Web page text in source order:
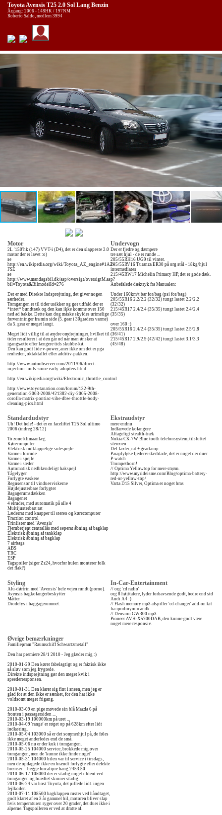
Toyota Avensis T25 2.0 Sol Lang Benzin
Årgang: 2006 - 148HK / 197NM
Roberto Saldo, medlem 3994
Motor
2L '150'hk (147) VVT-i (D4), det er den slappeste 2.0
motor der er lavet :o)
se
http://en.wikipedia.org/wiki/Toyota_AZ_engine#1AZ-
FSE
se
http://www.mandagsbil.dk/asp/oversigt/oversigtM.asp?
bil=Toyota&BilmodelId=276
Det er med Direkte Indsprøjtning, det giver nogen
særheder.
Tomgangen er til tider usikker og gør udfald der er
*intet* bundtræk og den kan ikke komme over 150
ned ad bakke. Dette kan dog måske skyldes urimelige
forventninger fra min side (5. gear i 30graders varme)
da 5. gear er meget langt.
Meget lidt villig til at ændre omdrejninger, hvilket til
tider resulterer i at den går ud når man ønsker at
igangsætte efter længere tids skubbe-kø.
Den kan godt lide v-power, aner ikke om det er pga
renheden, oktaktallet eller additiv-pakken.
http://www.autoobserver.com/2011/06/direct-
injection-fouls-some-early-adopters.html
http://en.wikipedia.org/wiki/Electronic_throttle_control
http://www.toyotanation.com/forum/132-9th-
generation-2003-2008/421382-diy-2005-2008-
corolla-matrix-pontiac-vibe-dbw-throttle-body-
cleaning-pics.html
Undervogn
Der er fjedre og dæmpere
tre sæt hjul - de er runde ...
205/55RH16 UG9 til vinter.
205/55RV16 Turanza ER30 på org stål - 18kg/hjul
intermediates
215/45RW17 Michelin Primacy HP, det er gode dæk.
Anbefalede dæktryk fra Manualen:
Under 160km/t bar for/bag (psi for/bag)
205/55R16 2.2/2.2 (32/32) tungt lastet 2.2/2.2
(32/32)
215/45R17 2.4/2.4 (35/35) tungt lastet 2.4/2.4
(35/35)
over 160 :)
205/55R16 2.4/2.4 (35/35) tungt lastet 2.5/2.8
(36/41)
215/45R17 2.9/2.9 (42/42) tungt lastet 3.1/3.3
(45/48)
Standardudstyr
Uh! Det hele! - det er en faceliftet T25 Sol ultimo
2006 (indreg 28/12)
To zone klimaanlæg
Kørecomputer
Elektrisk indklappelige sidespejle
Varme i forrude
Varme i spejle
Varme i sæder
Automatisk nedblændeligt bakspejl
Tågelyger
Forlygte vaskere
Regnsensor til vinduesviskerne
Højdejusterbare forlygter
Bagagerumsdækken
Bagagenet
4 elruder, med automatik på alle 4
Multijusterbart rat
Læderrat med knapper til stereo og kørecomputer
Traction control
Trinlister med 'Avensis'
Fjernbetjent centrallås med seperat åbning af bagklap
Elektrisk åbning af tankklap
Elektrisk åbning af bagklap
7 airbags
ABS
TRC
ESP
Tagspoiler (siger Zz24, hvorfor hulen monterer folk
det flak?)
Ekstraudstyr
mere endnu
Indfarvede kofangere
Aftageligt stealth-træk
Nokia CK-7W Blue tooth telefonsystem, tilsluttet
stereoen
Del-læder, rat + gearknop
Paraplyløse fjederviskerblade, det er noget der duer
P-watch
Trompethorn!
// Optima Yellowtop for mere strøm.
http://www.myrideisme.com/Blog/optima-battery-
red-or-yellow-top/
Varta D15 Silver, Optima er noget bras
Styling
Alu-dørtrin med 'Avensis' hele vejen rundt (porno).
Avensis bagkofangerbeskytter
Måtter
Diodelys i baggagerummet.
In-Car-Entertainment
// org 'cd radio'
org 8 højttalere, lyder forbavsende godt, bedre end std
Audi A4 :)
// Flash memory mp3 afspiller 'cd-changer' add-on kit
fra ipodinyourcar.dk.
// Dension GW300 mp3
Pioneer AVH-X5700DAB, den kunne godt være
noget mere responsiv.
Øvrige bemærkninger
Familiepram "Raumschiff Schwartzmetall"
Den har premiere 28/1 2010 - Jeg glæder mig :)
2010-01-29 Den kører fabelagtigt og er faktisk ikke
så sløv som jeg frygtede.
Direkte indsprøjtning gør den meget kvik i
speederresponsen.
2010-01-31 Den klarer sig fint i sneen, men jeg er
glad for at den ikke er sænket, for den har ikke
voldsomt meget frigang.
2010-03-09 en pige møvede sin blå Mazda 6 på
fronten i passagersiden ...
2010-03-19 100000km på uret ...
2010-04-09 'range' er røget op på 628km efter lidt
indkøring.
2010-05-04 103000 så er det sommerhjul på, de føles
ikke meget anderledes end de små.
2010-05-06 nu er der kuk i tomgangen.
2010-05-25 104000 service, brokkede mig over
tomgangen, men de 'kunne ikke finde noget'
2010-05-31 104000 bilen var til service i tirsdags,
men de opdagede ikke en brændt forlygte eller defekte
bremser ... begge forcalipre hang 2453,50.
2010-06-17 105000 der er stadig noget uldent ved
tomgangen og brædtet skinner stadig.
2010-06-24 var host Toyota, det pillede lidt. ingen
fejlkoder.
2010-07-11 108500 bagklappen ruster ved håndtaget,
godt klaret af en 3 år gammel bil, motoren bliver slap
hvis temperaturen ryger over 20 grader, det duer ikke i
alperne. Tagspoileren er ved at dratte af.